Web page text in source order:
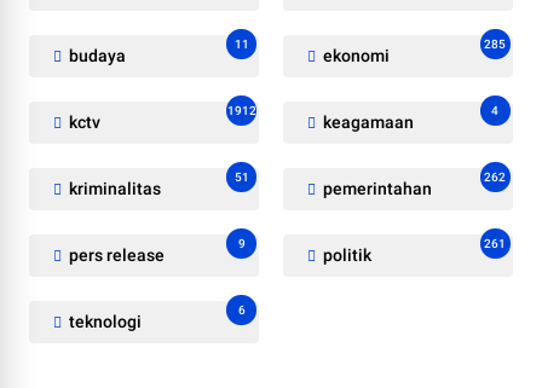
budaya
11
ekonomi
285
kctv
1912
keagamaan
4
kriminalitas
51
pemerintahan
262
pers release
9
politik
261
teknologi
6